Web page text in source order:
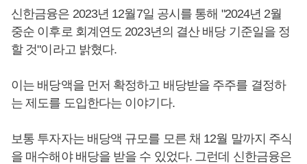
신한금융은 2023년 12월7일 공시를 통해 "2024년 2월
중순 이후로 회계연도 2023년의 결산 배당 기준일을 정
할 것"이라고 밝혔다.
이는 배당액을 먼저 확정하고 배당받을 주주를 결정하
는 제도를 도입한다는 이야기다.
보통 투자자는 배당액 규모를 모른 채 12월 말까지 주식
을 매수해야 배당을 받을 수 있었다. 그런데 신한금융은